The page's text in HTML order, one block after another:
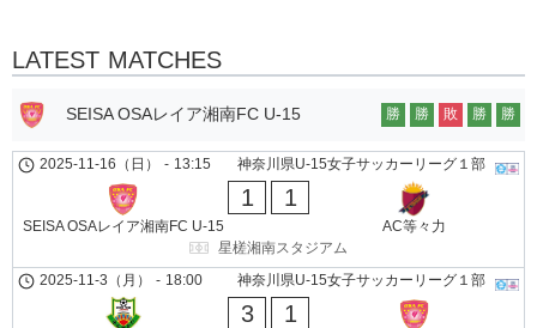
LATEST MATCHES
SEISA OSAレイア湘南FC U-15 勝 勝 敗 勝 勝
神奈川県U-15女子サッカーリーグ１部
2025-11-16（日） - 13:15
SEISA OSAレイア湘南FC U-15
1 1
AC等々力
星槎湘南スタジアム
神奈川県U-15女子サッカーリーグ１部
2025-11-3（月） - 18:00
3 1